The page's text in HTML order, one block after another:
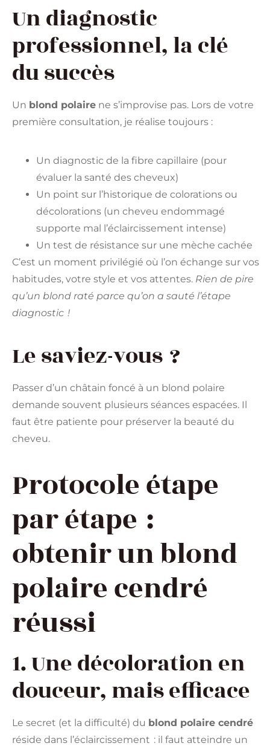
Un diagnostic
professionnel, la clé
du succès
Un blond polaire ne s’improvise pas. Lors de votre
première consultation, je réalise toujours :
Un diagnostic de la fibre capillaire (pour
évaluer la santé des cheveux)
Un point sur l’historique de colorations ou
décolorations (un cheveu endommagé
supporte mal l’éclaircissement intense)
Un test de résistance sur une mèche cachée
C’est un moment privilégié où l’on échange sur vos
habitudes, votre style et vos attentes. Rien de pire
qu’un blond raté parce qu’on a sauté l’étape
diagnostic !
Le saviez-vous ?
Passer d’un châtain foncé à un blond polaire
demande souvent plusieurs séances espacées. Il
faut être patiente pour préserver la beauté du
cheveu.
Protocole étape
par étape :
obtenir un blond
polaire cendré
réussi
1. Une décoloration en
douceur, mais efficace
Le secret (et la difficulté) du blond polaire cendré
réside dans l’éclaircissement : il faut atteindre un